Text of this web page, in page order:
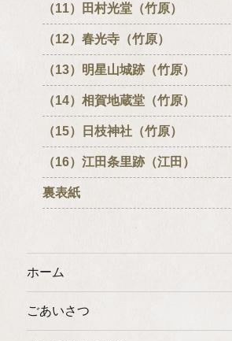
（11）田村光堂（竹原）
（12）春光寺（竹原）
（13）明星山城跡（竹原）
（14）相賀地蔵堂（竹原）
（15）日枝神社（竹原）
（16）江田条里跡（江田）
裏表紙
ホーム
ごあいさつ